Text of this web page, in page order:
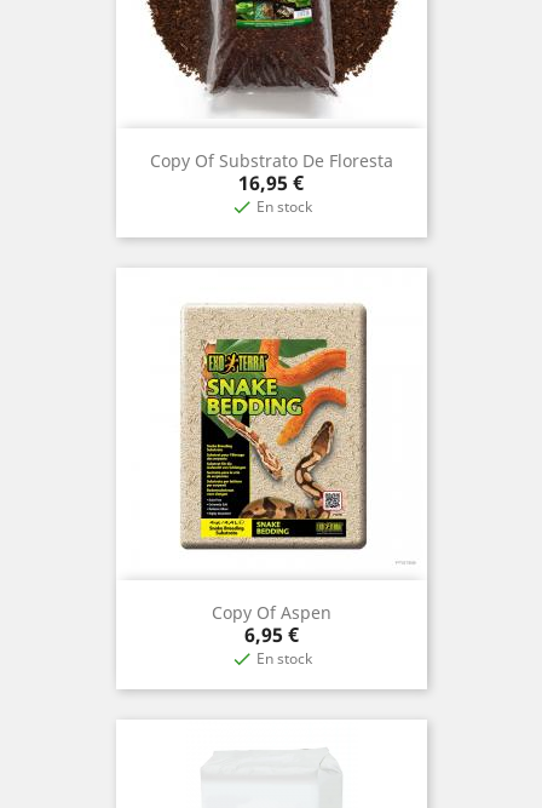
Copy Of Substrato De Floresta
Precio
16,95 €
 En stock
Copy Of Aspen
Precio
6,95 €
 En stock